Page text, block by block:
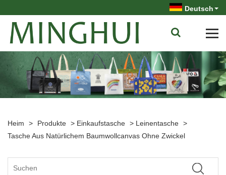
Deutsch
Heim > Produkte > Einkaufstasche > Leinentasche >
Tasche Aus Natürlichem Baumwollcanvas Ohne Zwickel